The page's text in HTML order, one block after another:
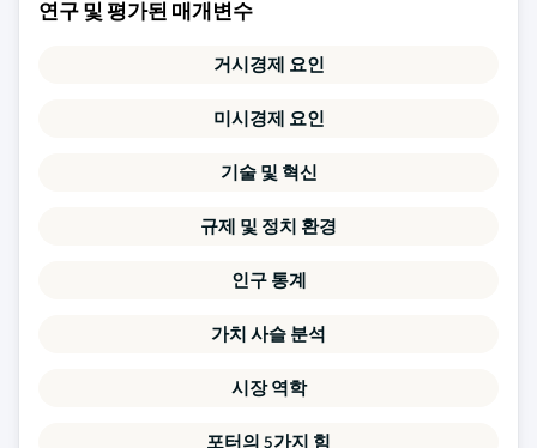
연구 및 평가된 매개변수
거시경제 요인
미시경제 요인
기술 및 혁신
규제 및 정치 환경
인구 통계
가치 사슬 분석
시장 역학
포터의 5가지 힘